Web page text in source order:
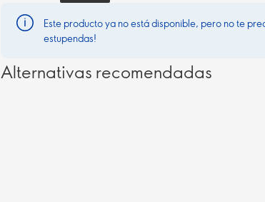
Este producto ya no está disponible, pero no te
estupendas!
Alternativas recomendadas